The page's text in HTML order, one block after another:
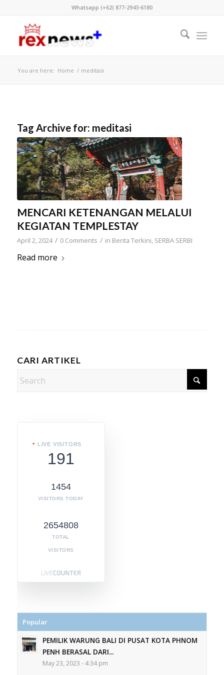
Whatsapp (+62) 877-2943-6180
You are here: Home / meditasi
Tag Archive for: meditasi
MENCARI KETENANGAN MELALUI
KEGIATAN TEMPLESTAY
April 2, 2024 / 0 Comments / in Berita Terkini, SERBA SERBI
Read more
CARI ARTIKEL
LIVE VISITORS
191
1454
VISITORS TODAY
2654808
TOTAL
VISITORS
Popular
PEMILIK WARUNG BALI DI PUSAT KOTA PHNOM
PENH BERASAL DARI...
May 23, 2023 - 4:34 pm